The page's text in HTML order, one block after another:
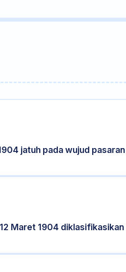
jatuh pada wujud
Maret 1904